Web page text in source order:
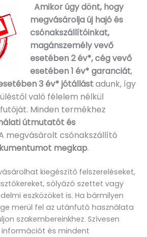
Amikor úgy dönt, hogy
megvásárolja új hajó és
csónakszállítóinkat,
magánszemély vevő
esetében 2 év*, cég vevő
esetében 1 év* garanciát,
3 év* jótállástadunk, így
való félelem nélkül
Minden termékhez
útmutatót és
megvásárolt csónakszállító
megkap.
kiegészítő felszereléseket,
sólyázó szettet vagy
eszközöket is. Ha bármilyen
merül fel az utánfutó használata
szakembereinkhez. Szívesen
és mindent